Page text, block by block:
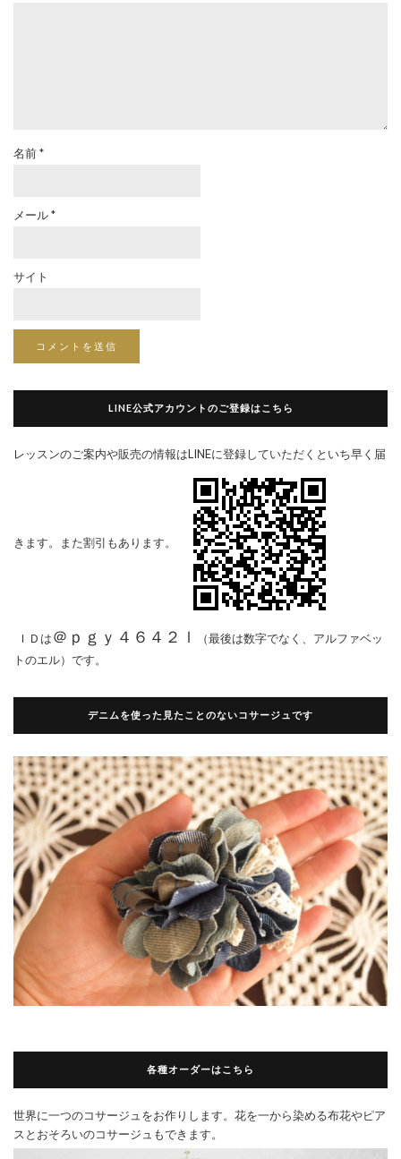
名前*
メール*
サイト
LINE公式アカウントのご登録はこちら
レッスンのご案内や販売の情報はLINEに登録していただくといち早く届
きます。また割引もあります。
ＩＤは ＠ｐｇｙ４６４２ｌ
（最後は数字でなく、アルファベッ
トのエル）です。
デニムを使った見たことのないコサージュです
各種オーダーはこちら
世界に一つのコサージュをお作りします。花を一から染める布花やピア
スとおそろいのコサージュもできます。